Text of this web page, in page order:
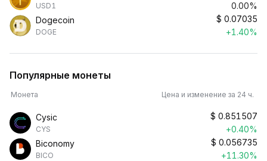
USD1
0.00%
Dogecoin
DOGE
$ 0.07035
+1.40%
Популярные монеты
Монета Цена и изменение за 24 ч.
Cysic
CYS
$ 0.851507
+0.40%
Biconomy
BICO
$ 0.056735
+11.30%